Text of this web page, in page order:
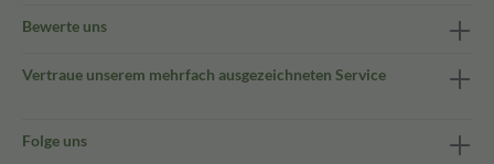
Bewerte uns
Vertraue unserem mehrfach ausgezeichneten Service
Folge uns